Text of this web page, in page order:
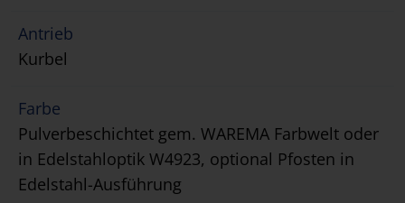
Antrieb
Kurbel
Farbe
Pulverbeschichtet gem. WAREMA Farbwelt oder
in Edelstahloptik W4923, optional Pfosten in
Edelstahl-Ausführung